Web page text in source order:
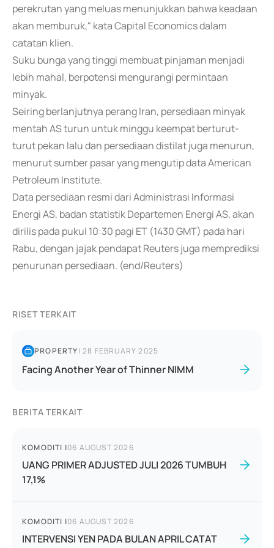
perekrutan yang meluas menunjukkan bahwa keadaan
akan memburuk," kata Capital Economics dalam
catatan klien.
Suku bunga yang tinggi membuat pinjaman menjadi
lebih mahal, berpotensi mengurangi permintaan
minyak.
Seiring berlanjutnya perang Iran, persediaan minyak
mentah AS turun untuk minggu keempat berturut-
turut pekan lalu dan persediaan distilat juga menurun,
menurut sumber pasar yang mengutip data American
Petroleum Institute.
Data persediaan resmi dari Administrasi Informasi
Energi AS, badan statistik Departemen Energi AS, akan
dirilis pada pukul 10:30 pagi ET (1430 GMT) pada hari
Rabu, dengan jajak pendapat Reuters juga memprediksi
penurunan persediaan. (end/Reuters)
RISET TERKAIT
PROPERTY|28 FEBRUARY 2025
Facing Another Year of Thinner NIMM
BERITA TERKAIT
KOMODITI |06 AUGUST 2026
UANG PRIMER ADJUSTED JULI 2026 TUMBUH
17,1%
KOMODITI |06 AUGUST 2026
INTERVENSI YEN PADA BULAN APRIL CATAT